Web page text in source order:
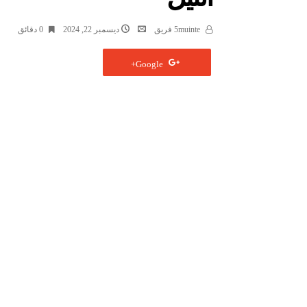
ديسمبر 22, 2024 0 ‫دقائق‬
Google+